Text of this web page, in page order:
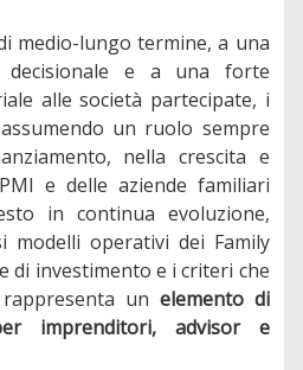
medio-lungo termine, a una
decisionale e a una forte
alle società partecipate, i
un ruolo sempre
nella crescita e
e delle aziende familiari
in continua evoluzione,
modelli operativi dei Family
di investimento e i criteri che
un elemento di
imprenditori, advisor e